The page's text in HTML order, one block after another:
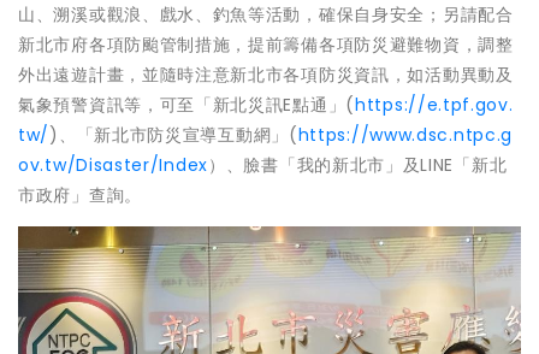
山、溯溪或觀浪、戲水、釣魚等活動，確保自身安全；另請配合
新北市府各項防颱管制措施，提前籌備各項防災避難物資，調整
外出遠遊計畫，並隨時注意新北市各項防災資訊，如活動異動及
氣象預警資訊等，可至「新北災訊E點通」(https://e.tpf.gov.
tw/)、「新北市防災宣導互動網」(https://www.dsc.ntpc.g
ov.tw/Disaster/Index）、臉書「我的新北市」及LINE「新北
市政府」查詢。